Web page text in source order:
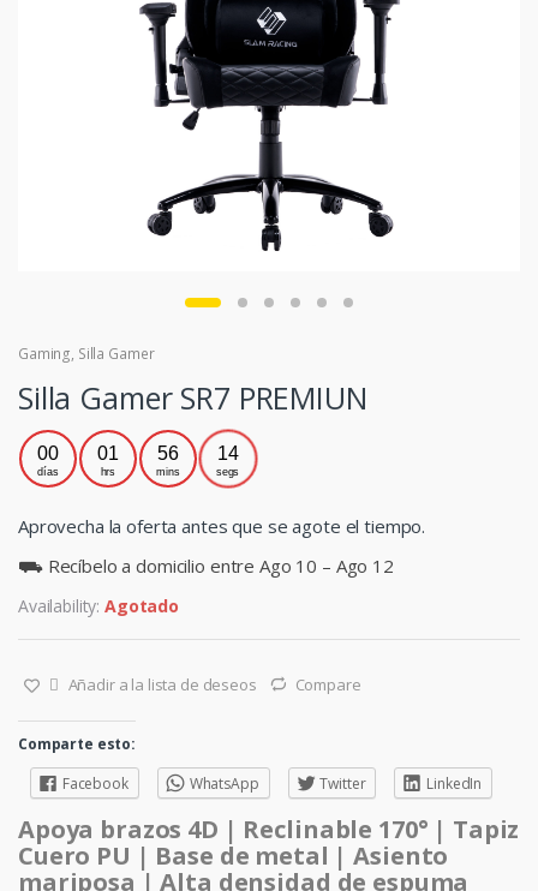
Gaming, Silla Gamer
Silla Gamer SR7 PREMIUN
00
días
01
hrs
56
mins
13
segs
Aprovecha la oferta antes que se agote el tiempo.
⛟ Recíbelo a domicilio entre Ago 10 – Ago 12
Availability:Agotado
Añadir a la lista de deseos Compare
Comparte esto:
Facebook
WhatsApp Twitter LinkedIn
Apoya brazos 4D | Reclinable 170° | Tapiz
Cuero PU | Base de metal | Asiento
mariposa | Alta densidad de espuma